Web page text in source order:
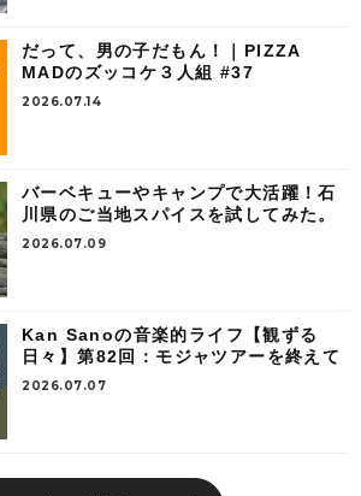
だって、男の子だもん！｜PIZZA
MADのズッコケ３人組 #37
2026.07.14
バーベキューやキャンプで大活躍！石
川県のご当地スパイスを試してみた。
2026.07.09
Kan Sanoの音楽的ライフ【観ずる
日々】第82回：モジャツアーを終えて
2026.07.07